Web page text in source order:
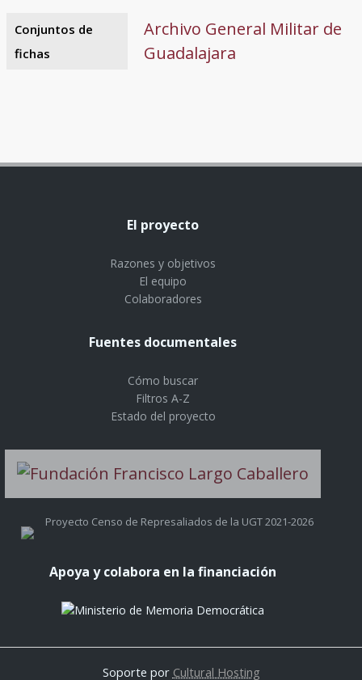
Conjuntos de
fichas
Archivo General Militar de
Guadalajara
El proyecto
Razones y objetivos
El equipo
Colaboradores
Fuentes documentales
Cómo buscar
Filtros A-Z
Estado del proyecto
Proyecto Censo de Represaliados de la UGT 2021-2026
Apoya y colabora en la financiación
Soporte por Cultural Hosting